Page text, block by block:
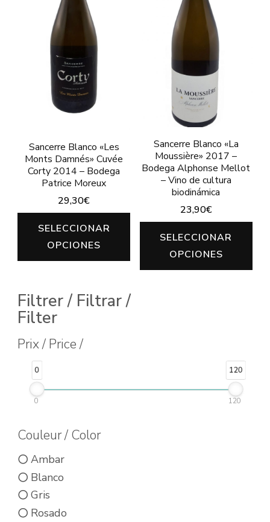
Sancerre Blanco «Les
Monts Damnés» Cuvée
Corty 2014 – Bodega
Patrice Moreux
29,30€
SELECCIONAR
OPCIONES
Este
producto
tiene
variantes.
elegir
Sancerre Blanco «La
Moussière» 2017 –
Bodega Alphonse Mellot
– Vino de cultura
biodinámica
23,90€
SELECCIONAR
OPCIONES
Filtrer / Filtrar /
Filter
Prix / Price /
0 120
0 120
Couleur / Color
Ambar
Blanco
Gris
Rosado